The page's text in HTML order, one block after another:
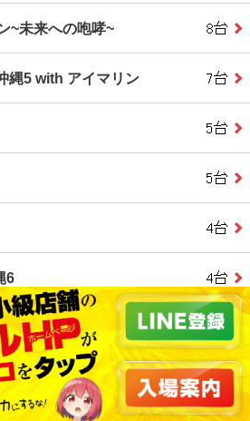
~未来への咆哮~
縄5 with アイマリン
6
BLACK
ナギナミ